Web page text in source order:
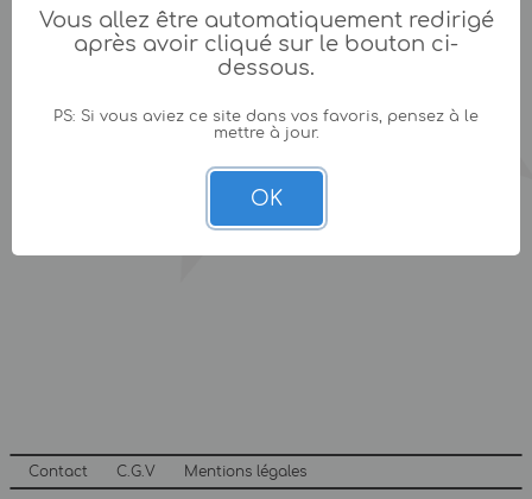
Contact C.G.V Mentions légales
Vous allez être automatiquement redirigé
après avoir cliqué sur le bouton ci-
dessous.
PS: Si vous aviez ce site dans vos favoris, pensez à le
mettre à jour.
OK